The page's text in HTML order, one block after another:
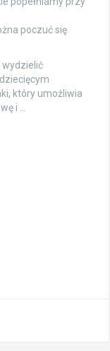
poczuć się
wydzielić
który umożliwia
i …